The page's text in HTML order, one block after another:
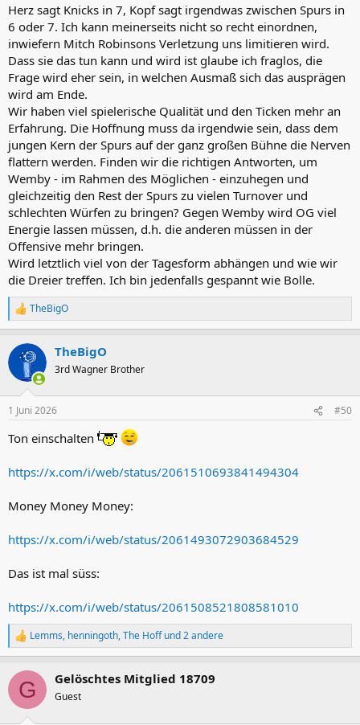
Herz sagt Knicks in 7, Kopf sagt irgendwas zwischen Spurs in
6 oder 7. Ich kann meinerseits nicht so recht einordnen,
inwiefern Mitch Robinsons Verletzung uns limitieren wird.
Dass sie das tun kann und wird ist glaube ich fraglos, die
Frage wird eher sein, in welchen Ausmaß sich das ausprägen
wird am Ende.
Wir haben viel spielerische Qualität und den Ticken mehr an
Erfahrung. Die Hoffnung muss da irgendwie sein, dass dem
jungen Kern der Spurs auf der ganz großen Bühne die Nerven
flattern werden. Finden wir die richtigen Antworten, um
Wemby - im Rahmen des Möglichen - einzuhegen und
gleichzeitig den Rest der Spurs zu vielen Turnover und
schlechten Würfen zu bringen? Gegen Wemby wird OG viel
Energie lassen müssen, d.h. die anderen müssen in der
Offensive mehr bringen.
Wird letztlich viel von der Tagesform abhängen und wie wir
die Dreier treffen. Ich bin jedenfalls gespannt wie Bolle.
R
e
k
i
e
:
TheBigO
TheBigO
3rd Wagner Brother
1 Juni 2026 #50
Ton einschalten
https://x.com/i/web/status/2061510693841494304
Money Money Money:
https://x.com/i/web/status/2061493072903684529
Das ist mal süss:
https://x.com/i/web/status/2061508521808581010
R
e
k
i
Lemms, henningoth,The Hoffund 2 andere
G Gelöschtes Mitglied 18709
Guest